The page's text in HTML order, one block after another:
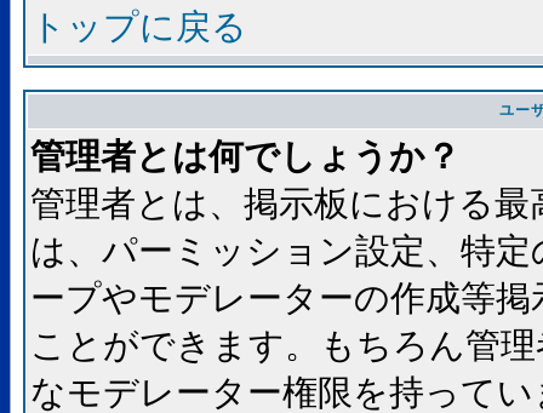
トップに戻る
ユー
管理者とは何でしょうか？
管理者とは、掲示板における
は、パーミッション設定、特
ープやモデレーターの作成等
ことができます。もちろん管
なモデレーター権限を持ってい